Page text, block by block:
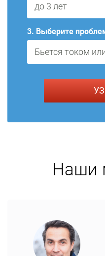
3. Выберите
Наши